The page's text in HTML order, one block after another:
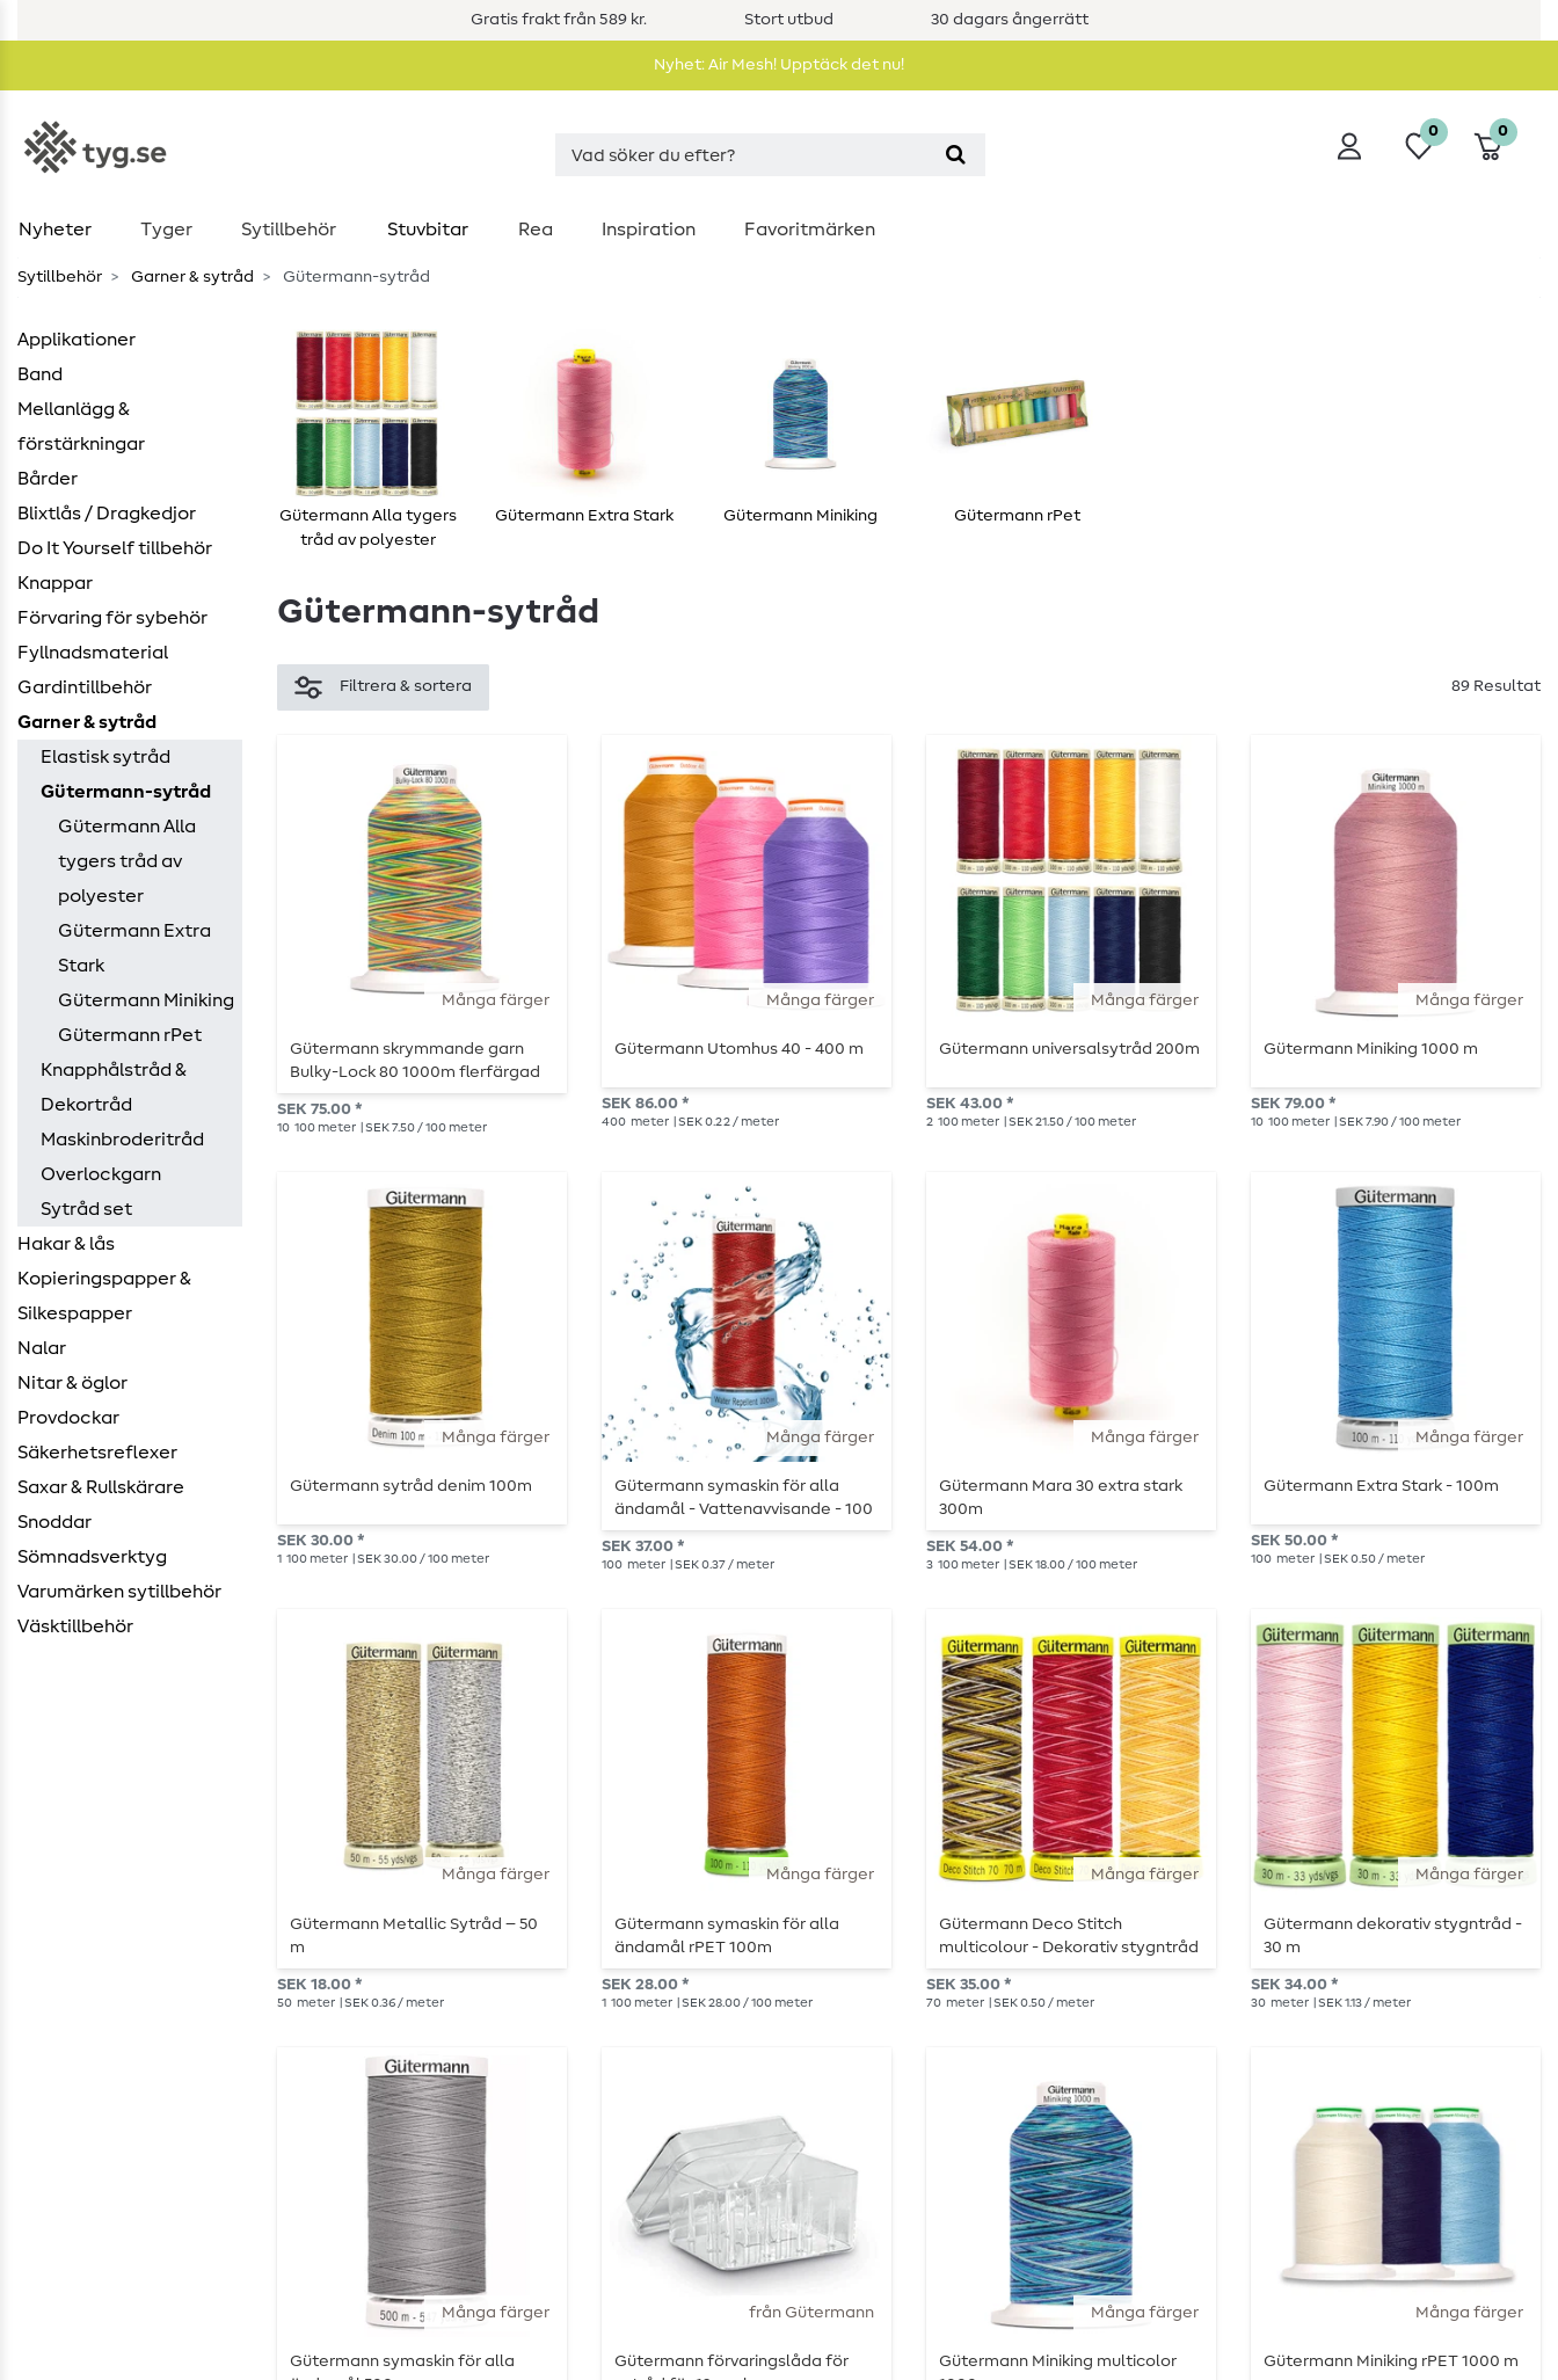
Gratis frakt från 589 kr. Stort utbud 30 dagars ångerrätt
Nyhet: Air Mesh! Upptäck det nu!
0 0
Nyheter Tyger Sytillbehör Stuvbitar Rea Inspiration Favoritmärken
Sytillbehör Garner & sytråd Gütermann-sytråd
Applikationer
Band
Mellanlägg &
förstärkningar
Bårder
Blixtlås / Dragkedjor
Do It Yourself tillbehör
Knappar
Förvaring för sybehör
Fyllnadsmaterial
Gardintillbehör
Garner & sytråd
Elastisk sytråd
Gütermann-sytråd
Gütermann Alla
tygers tråd av
polyester
Gütermann Extra
Stark
Gütermann Miniking
Gütermann rPet
Knapphålstråd &
Dekortråd
Maskinbroderitråd
Overlockgarn
Sytråd set
Hakar & lås
Kopieringspapper &
Silkespapper
Nalar
Nitar & öglor
Provdockar
Säkerhetsreflexer
Saxar & Rullskärare
Snoddar
Sömnadsverktyg
Varumärken sytillbehör
Väsktillbehör
Gütermann Alla tygers
tråd av polyester
Gütermann Extra Stark Gütermann Miniking Gütermann rPet
Gütermann-sytråd
Filtrera & sortera 89 Resultat
Många färger
Gütermann skrymmande garn
Bulky-Lock 80 1000m flerfärgad
SEK 75.00 *
10 100 meter | SEK 7.50 / 100 meter
Många färger
Gütermann Utomhus 40 - 400 m
SEK 86.00 *
400 meter | SEK 0.22 / meter
Många färger
Gütermann universalsytråd 200m
SEK 43.00 *
2 100 meter | SEK 21.50 / 100 meter
Många färger
Gütermann Miniking 1000 m
SEK 79.00 *
10 100 meter | SEK 7.90 / 100 meter
Många färger
Gütermann sytråd denim 100m
SEK 30.00 *
1 100 meter | SEK 30.00 / 100 meter
Många färger
Gütermann symaskin för alla
ändamål - Vattenavvisande - 100
m
SEK 37.00 *
100 meter | SEK 0.37 / meter
Många färger
Gütermann Mara 30 extra stark
300m
SEK 54.00 *
3 100 meter | SEK 18.00 / 100 meter
Många färger
Gütermann Extra Stark - 100m
SEK 50.00 *
100 meter | SEK 0.50 / meter
Många färger
Gütermann Metallic Sytråd – 50
m
SEK 18.00 *
50 meter | SEK 0.36 / meter
Många färger
Gütermann symaskin för alla
ändamål rPET 100m
SEK 28.00 *
1 100 meter | SEK 28.00 / 100 meter
Många färger
Gütermann Deco Stitch
multicolour - Dekorativ stygntråd
- 70m
SEK 35.00 *
70 meter | SEK 0.50 / meter
Många färger
Gütermann dekorativ stygntråd -
30 m
SEK 34.00 *
30 meter | SEK 1.13 / meter
Många färger
Gütermann symaskin för alla
från Gütermann
Gütermann förvaringslåda för
Många färger
Gütermann Miniking multicolor
Många färger
Gütermann Miniking rPET 1000 m